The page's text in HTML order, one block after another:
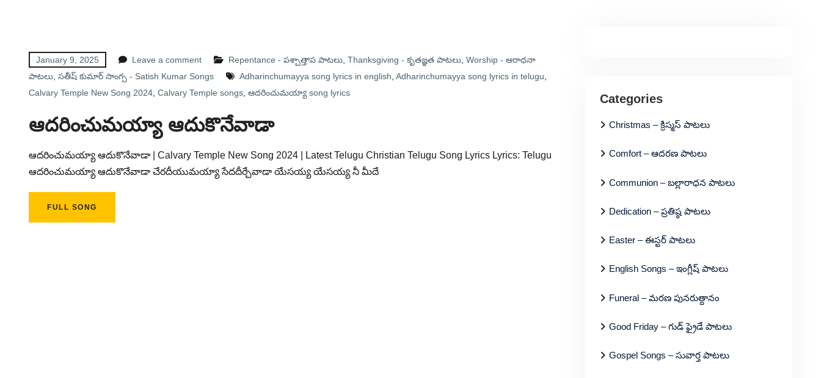
January 9, 2025 Leave a comment Repentance - పశ్చాత్తాప పాటలు Thanksgiving - కృతజ్ఞత పాటలు Worship - ఆరాధనా
పాటలు సతీష్ కుమార్ సాంగ్స - Satish Kumar Songs Adharinchumayya song lyrics in english Adharinchumayya song lyrics in telugu
Calvary Temple New Song 2024 Calvary Temple songs ఆదరించుమయ్యా song lyrics
ఆదరించుమయ్యా ఆదుకొనేవాడా
ఆదరించుమయ్యా ఆదుకొనేవాడా | Calvary Temple New Song 2024 | Latest Telugu Christian Telugu Song Lyrics Lyrics: Telugu
ఆదరించుమయ్యా ఆదుకొనేవాడా చేరదీయుమయ్యా సేదదీర్చేవాడా యేసయ్య యేసయ్య నీ మీదే
FULL SONG
Categories
Christmas – క్రిస్మస్ పాటలు
Comfort – ఆదరణ పాటలు
Communion – బల్లారాధన పాటలు
Dedication – ప్రతిష్ఠ పాటలు
Easter – ఈస్టర్ పాటలు
English Songs – ఇంగ్లీష్ పాటలు
Funeral – మరణ పునరుత్దానం
Good Friday – గుడ్ ఫ్రైడే పాటలు
Gospel Songs – సువార్త పాటలు